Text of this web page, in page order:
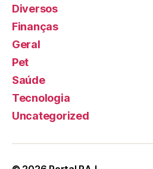
Diversos
Finanças
Geral
Pet
Saúde
Tecnologia
Uncategorized